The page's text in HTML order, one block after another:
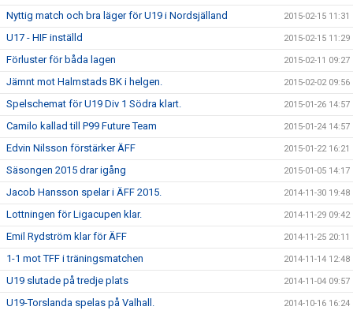
Nyttig match och bra läger för U19 i Nordsjälland 2015-02-15 11:31
U17 - HIF inställd 2015-02-15 11:29
Förluster för båda lagen 2015-02-11 09:27
Jämnt mot Halmstads BK i helgen. 2015-02-02 09:56
Spelschemat för U19 Div 1 Södra klart. 2015-01-26 14:57
Camilo kallad till P99 Future Team 2015-01-24 14:57
Edvin Nilsson förstärker ÄFF 2015-01-22 16:21
Säsongen 2015 drar igång 2015-01-05 14:17
Jacob Hansson spelar i ÄFF 2015. 2014-11-30 19:48
Lottningen för Ligacupen klar. 2014-11-29 09:42
Emil Rydström klar för ÄFF 2014-11-25 20:11
1-1 mot TFF i träningsmatchen 2014-11-14 12:48
U19 slutade på tredje plats 2014-11-04 09:57
U19-Torslanda spelas på Valhall. 2014-10-16 16:24